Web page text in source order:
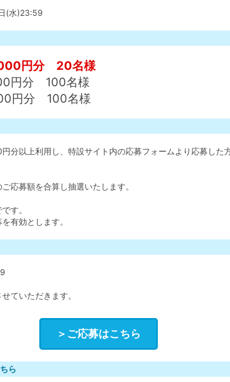
(水)23:59
円分 20名様
円分 100名様
円分 100名様
分以上利用し、特設サイト内の応募フォームより応募した
応募額を合算し抽選いたします。
す。
有効とします。
ていただきます。
＞ご応募はこちら
ら